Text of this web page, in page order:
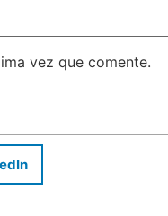
vez que comente.